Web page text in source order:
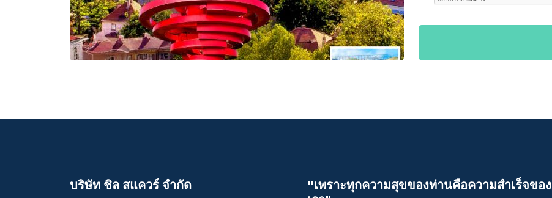
บริษัท ชิล สแควร์ จำกัด
"เพราะทุกความสุขของท่านคือความสําเร็จของ